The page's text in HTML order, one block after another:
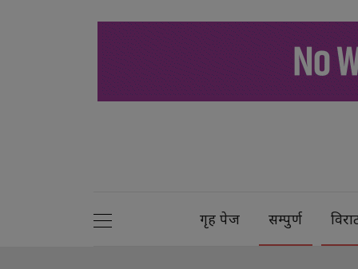
गृह पेज सम्पुर्ण